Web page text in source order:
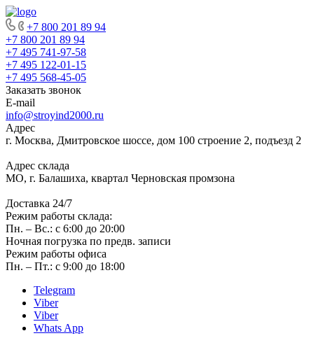
+7 800 201 89 94
+7 800 201 89 94
+7 495 741-97-58
+7 495 122-01-15
+7 495 568-45-05
Заказать звонок
E-mail
info@stroyind2000.ru
Адрес
г. Москва, Дмитровское шоссе, дом 100 строение 2, подъезд 2
Адрес склада
МО, г. Балашиха, квартал Черновская промзона
Доставка 24/7
Режим работы склада:
Пн. – Вс.: с 6:00 до 20:00
Ночная погрузка по предв. записи
Режим работы офиса
Пн. – Пт.: с 9:00 до 18:00
Telegram
Viber
Viber
Whats App